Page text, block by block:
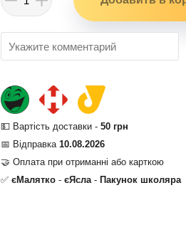
💵 Вартість доставки - 50 грн
📅 Відправка 10.08.2026
🤝 Оплата при отриманні або карткою
✅ єМалятко - єЯсла- Пакунок школяра